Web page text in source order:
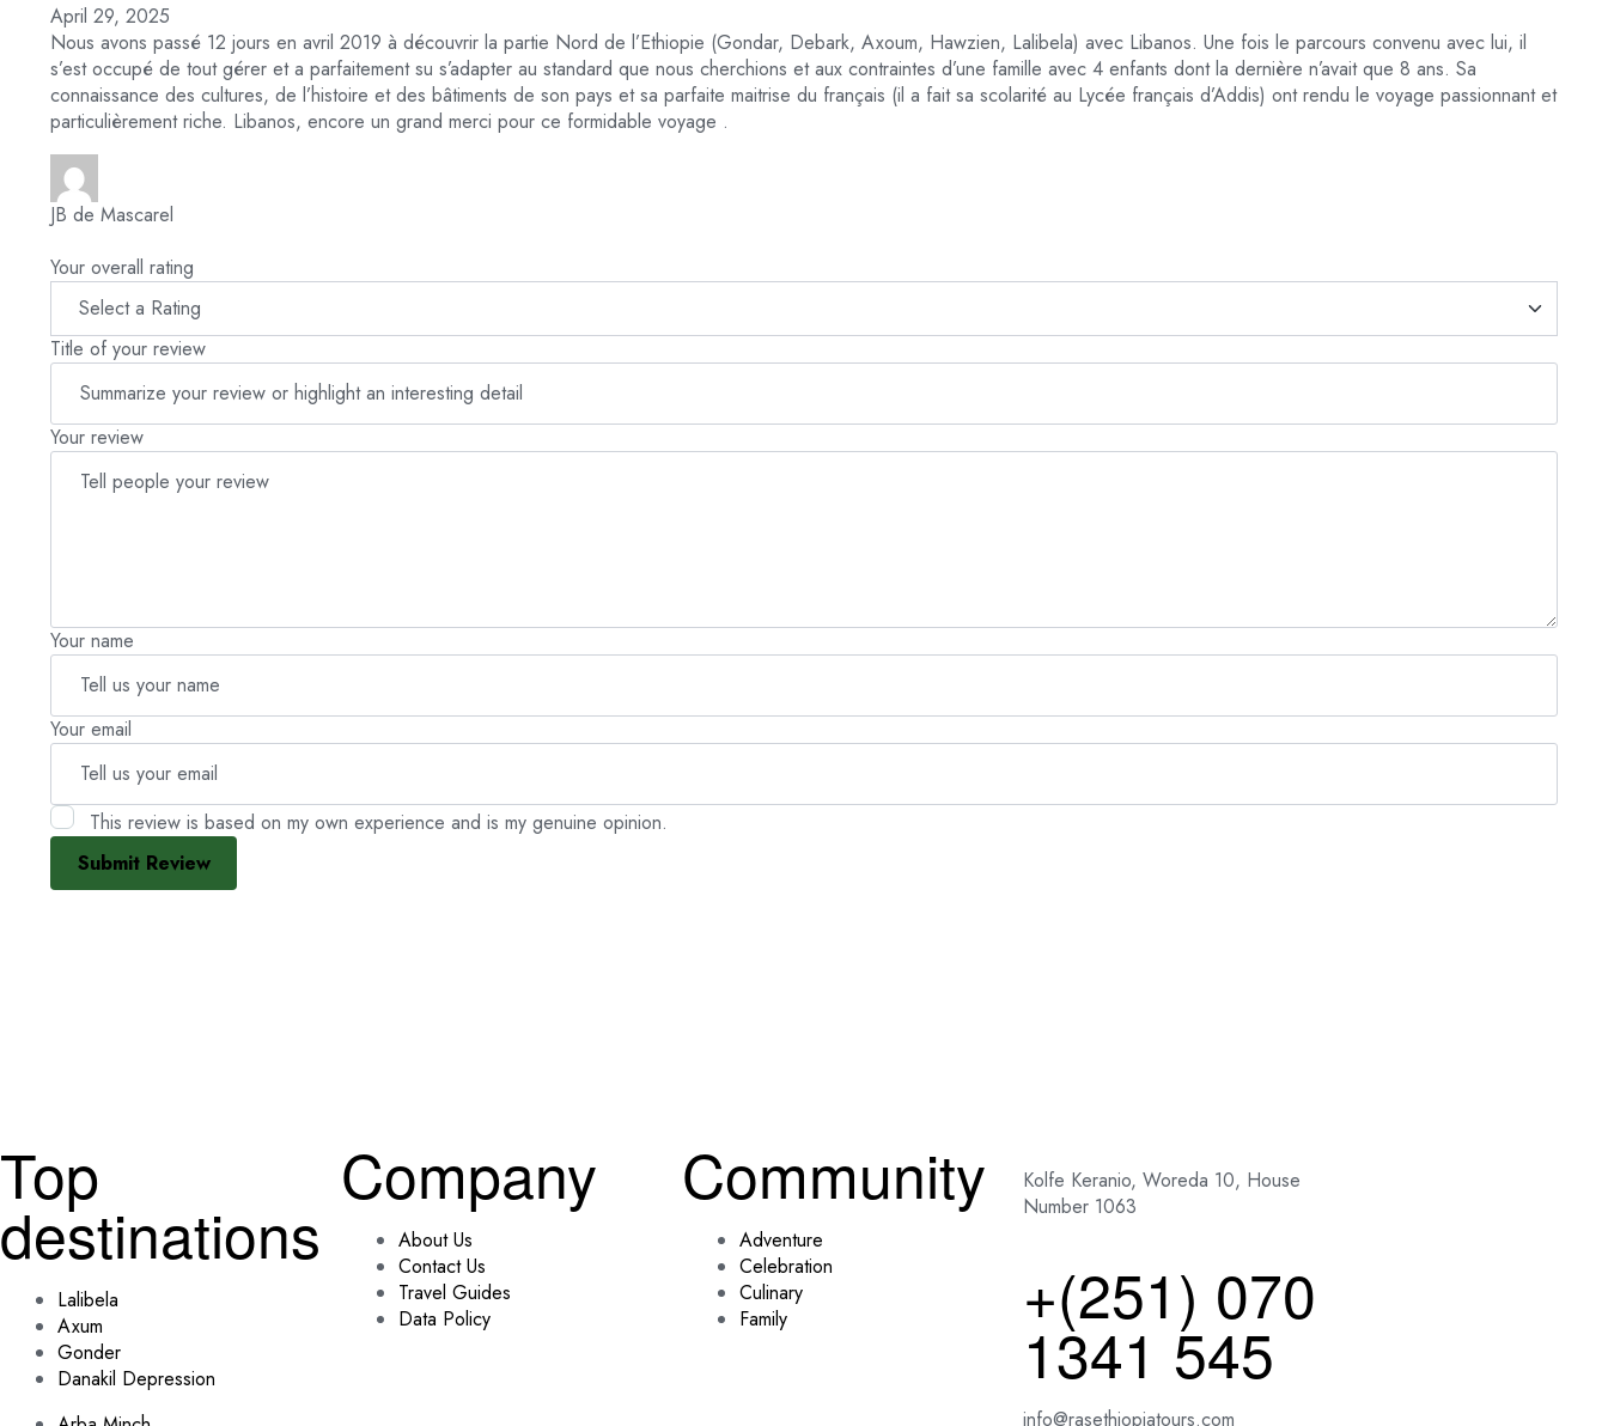
April 29, 2025
Nous avons passé 12 jours en avril 2019 à découvrir la partie Nord de l’Ethiopie (Gondar, Debark, Axoum, Hawzien, Lalibela) avec Libanos. Une fois le parcours convenu avec lui, il
s’est occupé de tout gérer et a parfaitement su s’adapter au standard que nous cherchions et aux contraintes d’une famille avec 4 enfants dont la dernière n’avait que 8 ans. Sa
connaissance des cultures, de l’histoire et des bâtiments de son pays et sa parfaite maitrise du français (il a fait sa scolarité au Lycée français d’Addis) ont rendu le voyage passionnant et
particulièrement riche. Libanos, encore un grand merci pour ce formidable voyage .
JB de Mascarel
Your overall rating
Title of your review
Your review
Your name
Your email
This review is based on my own experience and is my genuine opinion.
Submit Review
Top
destinations
Lalibela
Axum
Gonder
Danakil Depression
Company
About Us
Contact Us
Travel Guides
Data Policy
Community
Adventure
Celebration
Culinary
Family
Kolfe Keranio, Woreda 10, House
Number 1063
+(251) 070
1341 545
info@rasethiopiatours.com